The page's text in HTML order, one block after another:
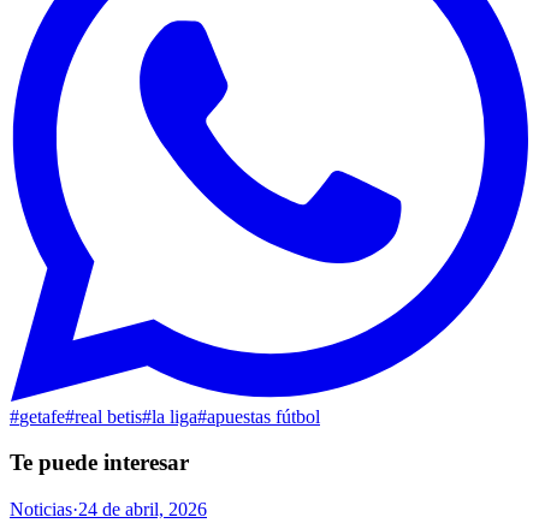
#getafe#real betis#la liga#apuestas fútbol
Te puede interesar
Noticias·24 de abril, 2026